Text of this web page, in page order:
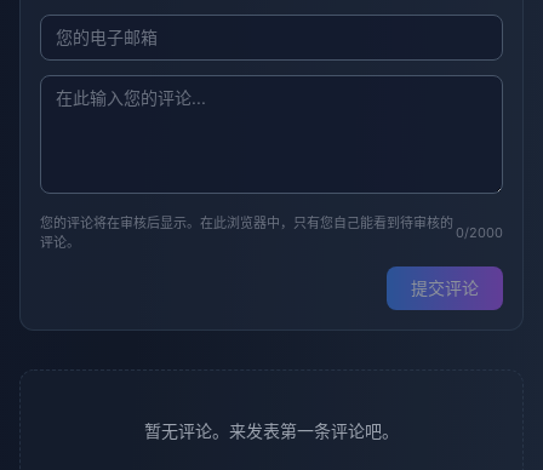
您的评论将在审核后显示。在此浏览器中，只有您自己能看到待审核的
评论。
0/2000
提交评论
暂无评论。来发表第一条评论吧。